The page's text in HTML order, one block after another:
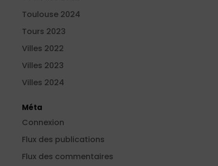
Toulouse 2024
Tours 2023
Villes 2022
Villes 2023
Villes 2024
Méta
Connexion
Flux des publications
Flux des commentaires